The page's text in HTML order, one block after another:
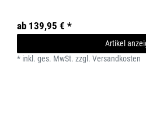
ab 139,95 € *
Artikel
* inkl. ges. MwSt. zzgl. Versandkosten